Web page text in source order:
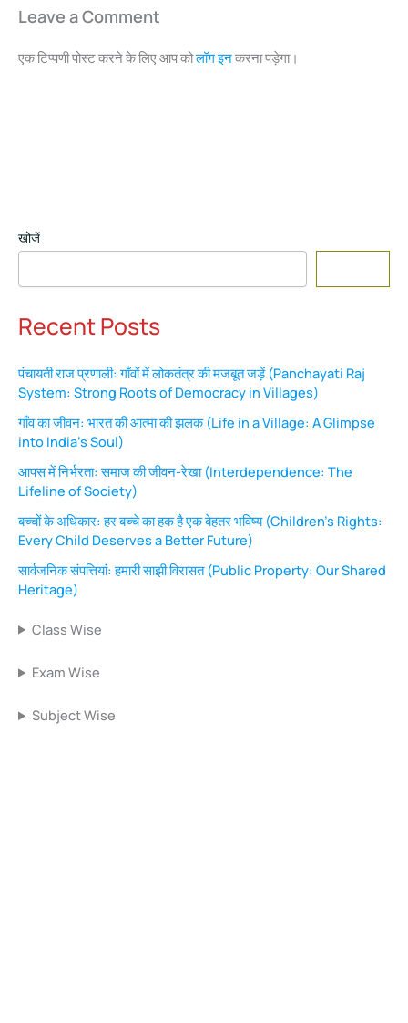
खोजें
Recent Posts
पंचायती राज प्रणाली: गाँवों में लोकतंत्र की मजबूत जड़ें (Panchayati Raj
System: Strong Roots of Democracy in Villages)
गाँव का जीवन: भारत की आत्मा की झलक (Life in a Village: A Glimpse
into India’s Soul)
आपस में निर्भरता: समाज की जीवन-रेखा (Interdependence: The
Lifeline of Society)
बच्चों के अधिकार: हर बच्चे का हक है एक बेहतर भविष्य (Children’s Rights:
Every Child Deserves a Better Future)
सार्वजनिक संपत्तियां: हमारी साझी विरासत (Public Property: Our Shared
Heritage)
Class Wise
Exam Wise
Subject Wise
Leave a Comment
एक टिप्पणी पोस्ट करने के लिए आप कोलॉग इनकरना पड़ेगा।